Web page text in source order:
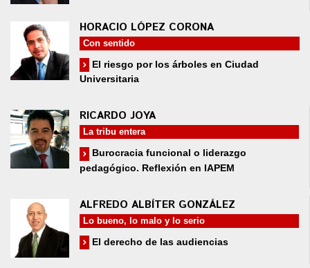
HORACIO LÓPEZ CORONA
Con sentido
El riesgo por los árboles en Ciudad
Universitaria
RICARDO JOYA
La tribu entera
Burocracia funcional o liderazgo
pedagógico. Reflexión en IAPEM
ALFREDO ALBÍTER GONZÁLEZ
Lo bueno, lo malo y lo serio
El derecho de las audiencias